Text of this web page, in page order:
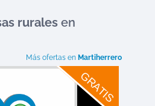
rurales en
Más ofertas en Martiherrero
GRATIS